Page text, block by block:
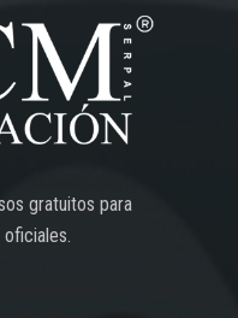
gratuitos para